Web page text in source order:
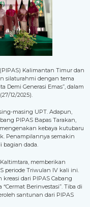
Kalimantan Timur dan
silaturahmi dengan tema
Demi Generasi Emas”, dalam
12/2025).
masing UPT. Adapun,
PIPAS Bapas Tarakan,
kebaya kutubaru
Penampilannya semakin
bagian dada.
memberikan
periode Triwulan IV kali ini.
dari PIPAS Cabang
Berinvestasi”. Tiba di
santunan dari PIPAS